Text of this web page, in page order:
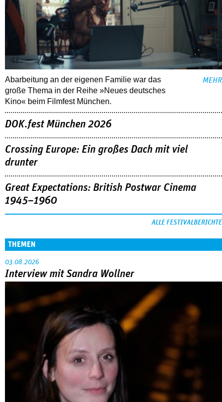
Abarbeitung an der eigenen Familie war das
große Thema in der Reihe »Neues deutsches
Kino« beim Filmfest München.
MEHR
DOK.fest München 2026
Crossing Europe: Ein großes Dach mit viel
drunter
Great Expectations: British Postwar Cinema
1945–1960
ALLE FESTIVALBERICHTE
THEMEN
03.08.2026
Interview mit Sandra Wollner